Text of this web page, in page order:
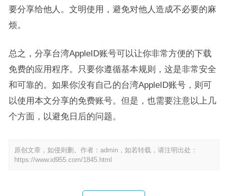
要分享给他人。文明使用，避免对他人造成不必要的麻
烦。
总之，分享台湾AppleID账号可以让你非常方便的下载
免费的应用程序。只要你遵循基本规则，这是非常安全
和可靠的。如果你没有自己的台湾AppleID账号，则可
以使用本文分享的免费账号。但是，也需要注意以上几
个方面，以避免日后的问题。
原创文章，如侵则删。作者：admin，如若转载，请注明出处：
https://www.id955.com/1845.html